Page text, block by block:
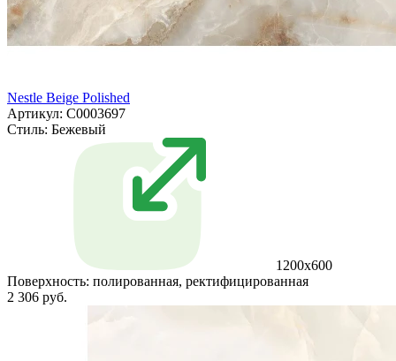
Nestle Beige Polished
Артикул: С0003697
Стиль: Бежевый
1200x600
Поверхность: полированная, ректифицированная
2 306 руб.